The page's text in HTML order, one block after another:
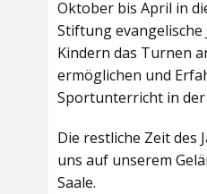
Oktober bis April in
Stiftung evangelische
Kindern das Turnen
ermöglichen und
Sportunterricht in der
Die restliche Zeit des
uns auf unserem
Saale.